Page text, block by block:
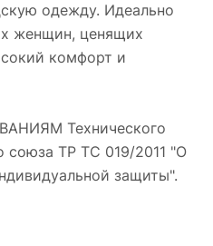
одежду. Идеально
женщин, ценящих
комфорт и
Технического
союза ТР ТС 019/2011 "О
защиты".